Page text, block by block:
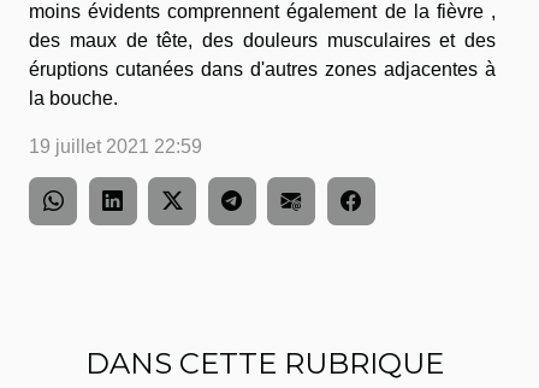
moins évidents comprennent également de la fièvre ,
des maux de tête, des douleurs musculaires et des
éruptions cutanées dans d'autres zones adjacentes à
la bouche.
19 juillet 2021 22:59
DANS CETTE RUBRIQUE